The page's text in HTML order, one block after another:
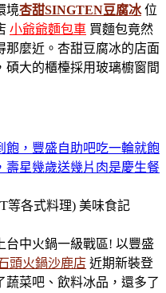
境杏甜SINGTEN豆腐冰 位
小爺爺麵包車 買麵包竟然
那麼近。杏甜豆腐冰的店面
大的櫃檯採用玻璃櫥窗間
飽，豐盛自助吧吃一輪就飽
壽星幾歲送幾片肉是慶生餐
等各式料理) 美味食記
台中火鍋一級戰區! 以豐盛
頭火鍋沙鹿店 近期新裝登
菜吧、飲料冰品，還多了